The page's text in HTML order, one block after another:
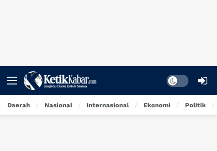
Dark mode
Daerah Nasional Internasional Ekonomi Politik